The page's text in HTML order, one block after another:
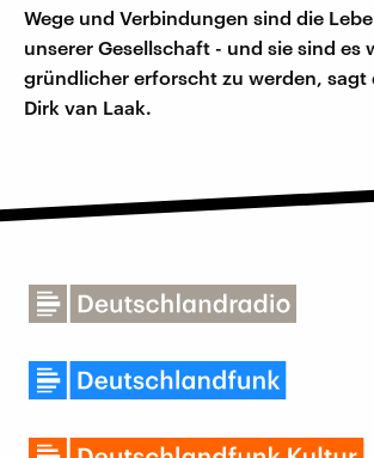
Wege und Verbindungen sind die
unserer Gesellschaft - und sie sind es
gründlicher erforscht zu werden, sagt
Dirk van Laak.